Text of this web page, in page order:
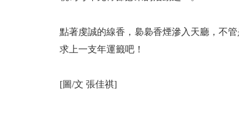
點著虔誠的線香，裊裊香煙滲入天廳，不
求上一支年運籤吧！
[圖/文 張佳祺]